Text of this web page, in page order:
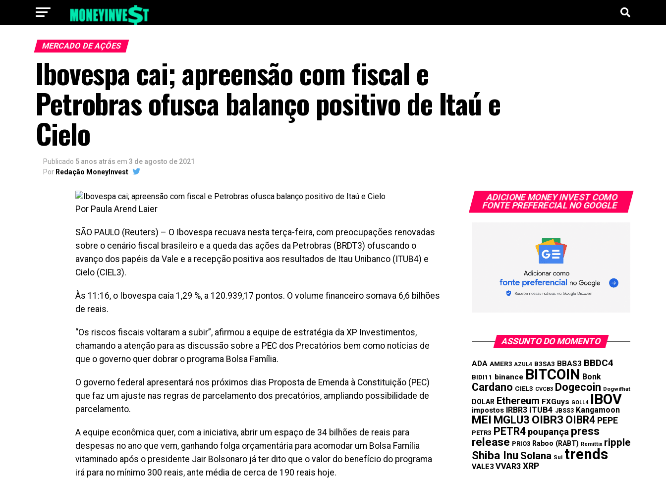
MERCADO DE AÇÕES
Ibovespa cai; apreensão com fiscal e
Petrobras ofusca balanço positivo de Itaú e
Cielo
Publicado 5 anos atrás em 3 de agosto de 2021
Por Redação MoneyInvest
Por Paula Arend Laier
SÃO PAULO (Reuters) – O Ibovespa recuava nesta terça-feira, com preocupações renovadas
sobre o cenário fiscal brasileiro e a queda das ações da Petrobras (BRDT3) ofuscando o
avanço dos papéis da Vale e a recepção positiva aos resultados de Itau Unibanco (ITUB4) e
Cielo (CIEL3).
Às 11:16, o Ibovespa caía 1,29 %, a 120.939,17 pontos. O volume financeiro somava 6,6 bilhões
de reais.
“Os riscos fiscais voltaram a subir”, afirmou a equipe de estratégia da XP Investimentos,
chamando a atenção para as discussão sobre a PEC dos Precatórios bem como notícias de
que o governo quer dobrar o programa Bolsa Família.
O governo federal apresentará nos próximos dias Proposta de Emenda à Constituição (PEC)
que faz um ajuste nas regras de parcelamento dos precatórios, ampliando possibilidade de
parcelamento.
A equipe econômica quer, com a iniciativa, abrir um espaço de 34 bilhões de reais para
despesas no ano que vem, ganhando folga orçamentária para acomodar um Bolsa Família
vitaminado após o presidente Jair Bolsonaro já ter dito que o valor do benefício do programa
irá para no mínimo 300 reais, ante média de cerca de 190 reais hoje.
ADICIONE MONEY INVEST COMO
FONTE PREFERECIAL NO GOOGLE
ASSUNTO DO MOMENTO
ADA AMER3 AZUL4 B3SA3 BBAS3 BBDC4
BIDI11 binance BITCOIN Bonk
Cardano CIEL3 CVCB3 Dogecoin Dogwifhat
DOLAR Ethereum FXGuys GOLL4 IBOV
impostos IRBR3 ITUB4 JBSS3 Kangamoon
MEI MGLU3 OIBR3 OIBR4 PEPE
PETR3 PETR4 poupança press
release PRIO3 Raboo (RABT) Remittix ripple
Shiba Inu Solana Sui trends
VALE3 VVAR3 XRP